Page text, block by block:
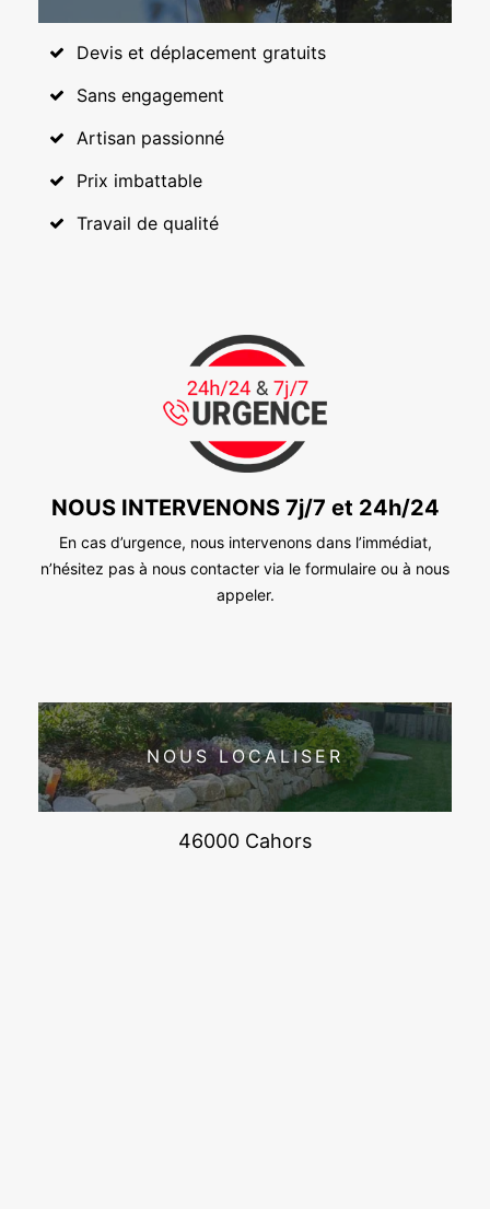
Devis et déplacement gratuits
Sans engagement
Artisan passionné
Prix imbattable
Travail de qualité
NOUS INTERVENONS 7j/7 et 24h/24
En cas d’urgence, nous intervenons dans l’immédiat,
n’hésitez pas à nous contacter via le formulaire ou à nous
appeler.
NOUS LOCALISER
46000 Cahors